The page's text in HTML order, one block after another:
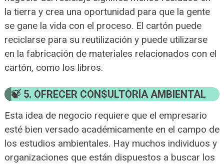
la tierra y crea una oportunidad para que la gente
se gane la vida con el proceso. El cartón puede
reciclarse para su reutilización y puede utilizarse
en la fabricación de materiales relacionados con el
cartón, como los libros.
5. OFRECER CONSULTORÍA AMBIENTAL
Esta idea de negocio requiere que el empresario
esté bien versado académicamente en el campo de
los estudios ambientales. Hay muchos individuos y
organizaciones que están dispuestos a buscar los